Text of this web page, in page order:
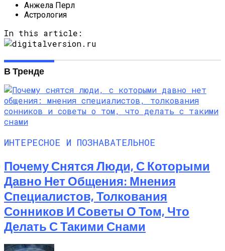
Анжела Перл
Астрология
In this article:
В Тренде
ИНТЕРЕСНОЕ И ПОЗНАВАТЕЛЬНОЕ
Почему Снятся Люди, С Которыми
Давно Нет Общения: Мнения
Специалистов, Толкования
Сонников И Советы О Том, Что
Делать С Такими Снами